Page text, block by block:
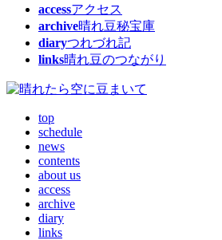
accessアクセス
archive晴れ豆秘宝庫
diaryつれづれ記
links晴れ豆のつながり
top
schedule
news
contents
about us
access
archive
diary
links